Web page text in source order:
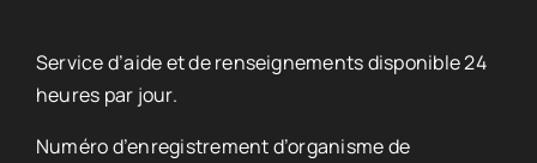
Service d’aide et de renseignements disponible 24
heures par jour.
Numéro d’enregistrement d’organisme de